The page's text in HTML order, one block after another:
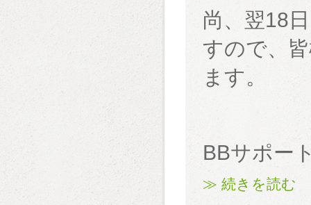
尚、翌18
すので、
ます。
BBサポー
≫ 続きを読む